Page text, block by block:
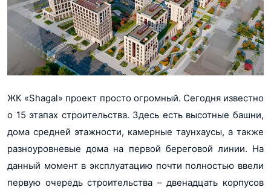
ЖК «Shagal» проект просто огромный. Сегодня известно
о 15 этапах строительства. Здесь есть высотные башни,
дома средней этажности, камерные таунхаусы, а также
разноуровневые дома на первой береговой линии. На
данный момент в эксплуатацию почти полностью ввели
первую очередь строительства – двенадцать корпусов